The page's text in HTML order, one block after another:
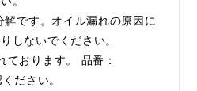
です。オイル漏れの原因に
しないでください。
ております。 品番：
ださい。